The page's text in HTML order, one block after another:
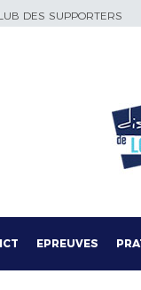
DES SUPPORTERS
EPREUVES